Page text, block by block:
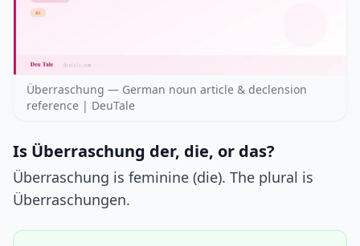
Überraschung — German noun article & declension
reference | DeuTale
Is Überraschung der, die, or das?
Überraschung is feminine (die). The plural is
Überraschungen.